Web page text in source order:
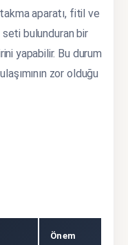
aparatı, fitil ve
seti bulunduran bir
yapabilir. Bu durum
zor olduğu
Önem